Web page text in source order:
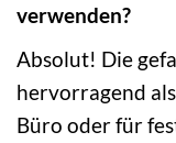
verwenden?
Absolut! Die
hervorragend
Büro oder für